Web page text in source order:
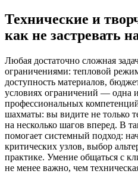
Технические и
как не застревать
Любая достаточно сложная
ограничениями: тепловой
доступность материалов,
условиях ограничений — одна
профессиональных
шахматы: вы видите не только
на несколько шагов вперед. В
помогает системный подход:
критических узлов, выбор
практике. Умение общаться с
не менее важно, чем